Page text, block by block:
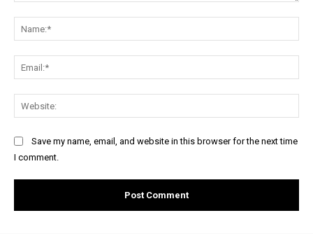
Save my name, email, and website in this browser for the next time
I comment.